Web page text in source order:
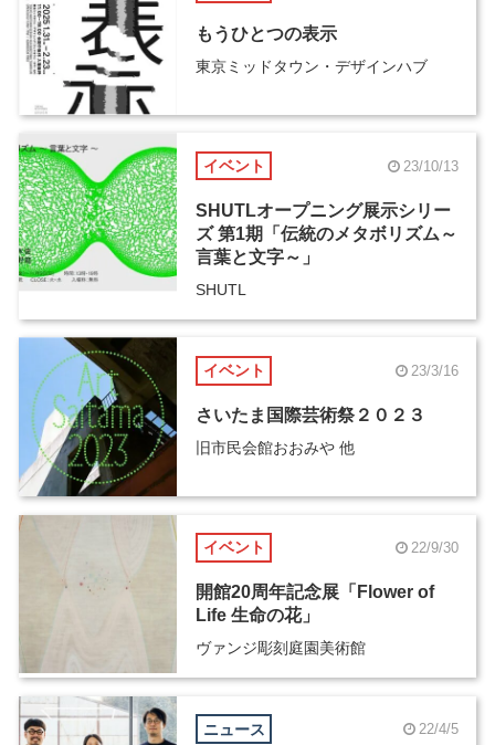
もうひとつの表示
東京ミッドタウン・デザインハブ
イベント 23/10/13
SHUTLオープニング展示シリー
ズ 第1期「伝統のメタボリズム～
言葉と文字～」
SHUTL
イベント 23/3/16
さいたま国際芸術祭２０２３
旧市民会館おおみや 他
イベント 22/9/30
開館20周年記念展「Flower of
Life 生命の花」
ヴァンジ彫刻庭園美術館
ニュース 22/4/5